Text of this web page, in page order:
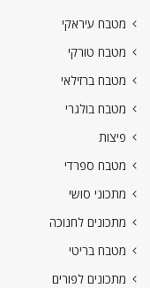
מטבח עיראקי
מטבח טורקי
מטבח ברזילאי
מטבח בולגרי
פיצות
מטבח ספרדי
מתכוני סושי
מתכונים לחנוכה
מטבח בריטי
מתכונים לפורים